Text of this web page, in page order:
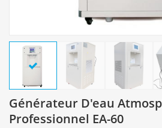
Générateur D'eau
Professionnel EA-60